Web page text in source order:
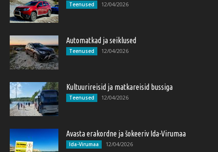
Teenused 12/04/2026
Automatkad ja seiklused
Teenused 12/04/2026
Kultuurireisid ja matkareisid bussiga
Teenused 12/04/2026
Avasta erakordne ja šokeeriv Ida-Virumaa
Ida-Virumaa 12/04/2026